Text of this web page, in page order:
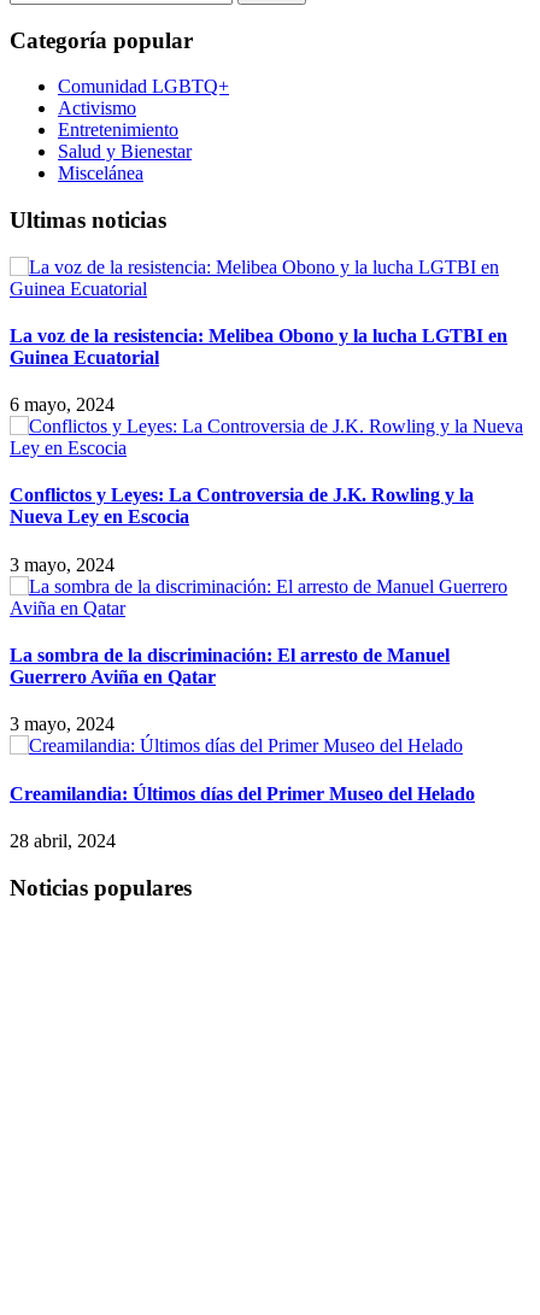
Categoría popular
Comunidad LGBTQ+
Activismo
Entretenimiento
Salud y Bienestar
Miscelánea
Ultimas noticias
La voz de la resistencia: Melibea Obono y la lucha LGTBI en
Guinea Ecuatorial
6 mayo, 2024
Conflictos y Leyes: La Controversia de J.K. Rowling y la
Nueva Ley en Escocia
3 mayo, 2024
La sombra de la discriminación: El arresto de Manuel
Guerrero Aviña en Qatar
3 mayo, 2024
Creamilandia: Últimos días del Primer Museo del Helado
28 abril, 2024
Noticias populares